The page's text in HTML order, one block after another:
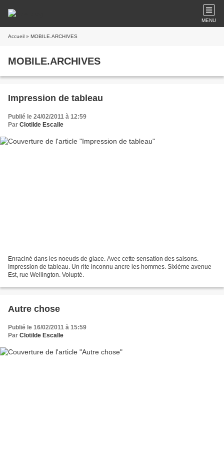
MENU
Accueil » MOBILE.ARCHIVES
MOBILE.ARCHIVES
Impression de tableau
Publié le 24/02/2011 à 12:59
Par Clotilde Escalle
Enraciné dans les noeuds de glace. Avec cette sensation des saisons.
Impression de tableau. Un rite inconnu ancre les hommes. Sixième avenue
Est, rue Wellington. Volupté.
Autre chose
Publié le 16/02/2011 à 15:59
Par Clotilde Escalle